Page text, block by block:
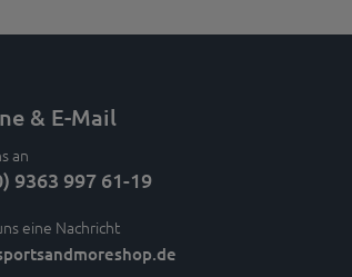
& E-Mail
an
9363 997 61-19
eine Nachricht